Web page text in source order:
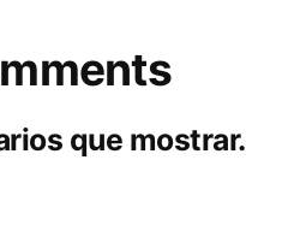
que mostrar.